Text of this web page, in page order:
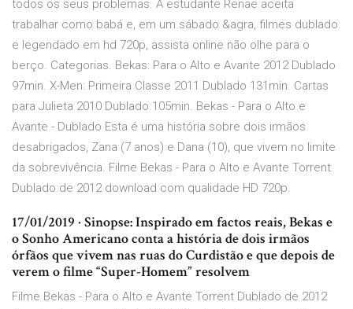
todos os seus problemas. A estudante Renae aceita
trabalhar como babá e, em um sábado &agra, filmes dublado
e legendado em hd 720p, assista online não olhe para o
berço. Categorias. Bekas: Para o Alto e Avante 2012 Dublado
97min. X-Men: Primeira Classe 2011 Dublado 131min. Cartas
para Julieta 2010 Dublado 105min. Bekas - Para o Alto e
Avante - Dublado Esta é uma história sobre dois irmãos
desabrigados, Zana (7 anos) e Dana (10), que vivem no limite
da sobrevivência. Filme Bekas - Para o Alto e Avante Torrent
Dublado de 2012 download com qualidade HD 720p.
17/01/2019 · Sinopse: Inspirado em factos reais, Bekas e
o Sonho Americano conta a história de dois irmãos
órfãos que vivem nas ruas do Curdistão e que depois de
verem o filme “Super-Homem” resolvem
Filme Bekas - Para o Alto e Avante Torrent Dublado de 2012